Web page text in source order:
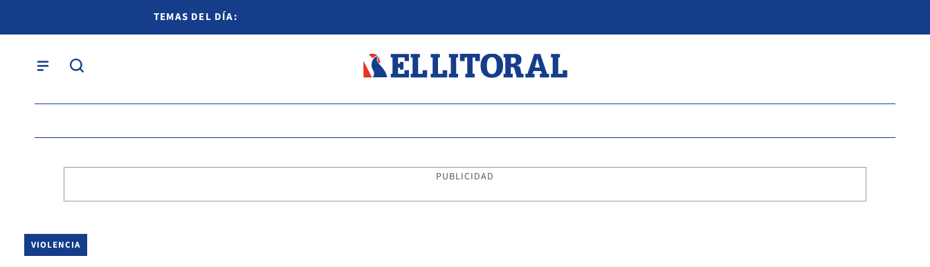
TEMAS DEL DÍA:
PUBLICIDAD
VIOLENCIA